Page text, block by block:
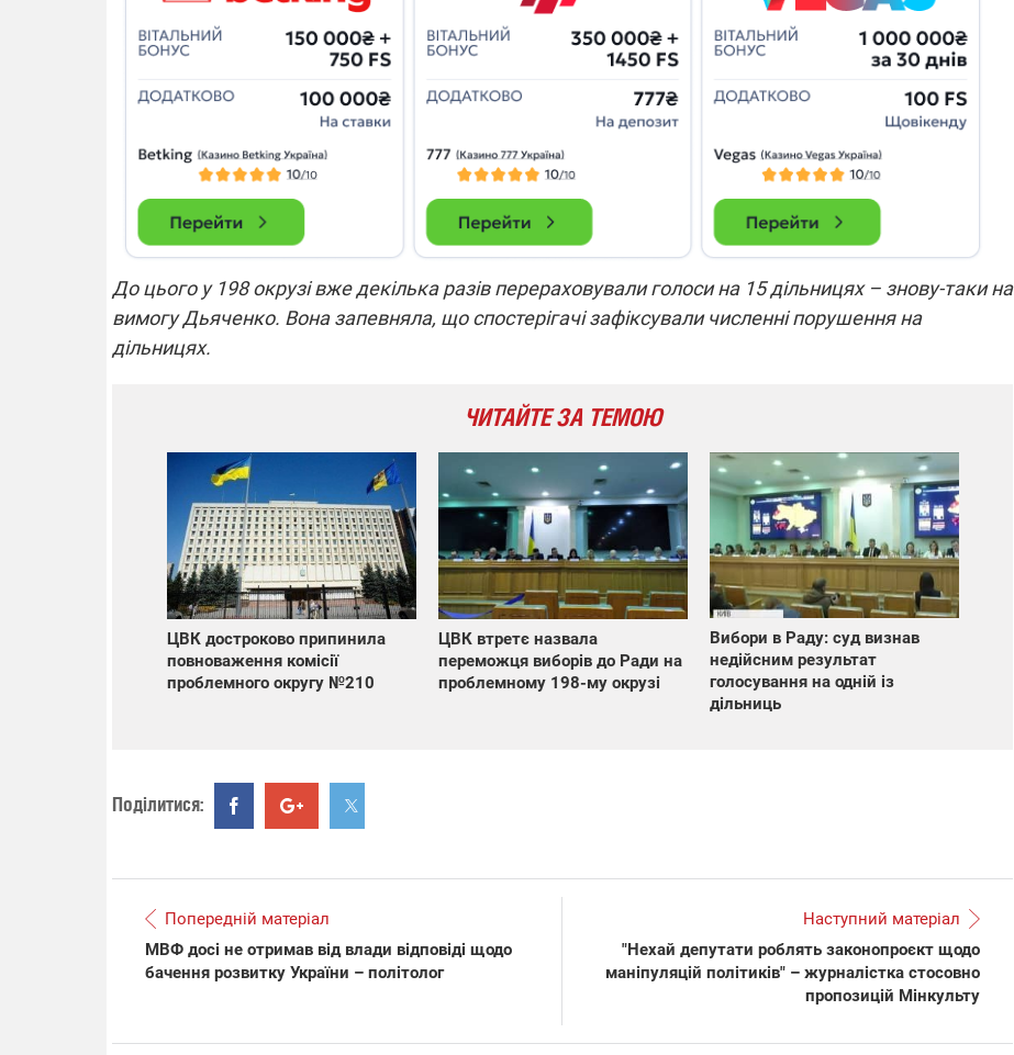
До цього у 198 окрузі вже декілька разів перераховували голоси на 15 дільницях – знову-таки на
вимогу Дьяченко. Вона запевняла, що спостерігачі зафіксували численні порушення на
дільницях.
ЧИТАЙТЕ ЗА ТЕМОЮ
ЦВК достроково припинила
повноваження комісії
проблемного округу №210
ЦВК втретє назвала
переможця виборів до Ради на
проблемному 198-му окрузі
Вибори в Раду: суд визнав
недійсним результат
голосування на одній із
дільниць
Поділитися:
Попередній матеріал
МВФ досі не отримав від влади відповіді щодо
бачення розвитку України – політолог
Наступний матеріал
"Нехай депутати роблять законопроєкт щодо
маніпуляцій політиків" – журналістка стосовно
пропозицій Мінкульту